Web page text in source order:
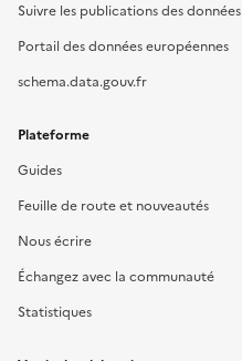
Suivre les publications des données
Portail des données européennes
schema.data.gouv.fr
Plateforme
Guides
Feuille de route et nouveautés
Nous écrire
Échangez avec la communauté
Statistiques